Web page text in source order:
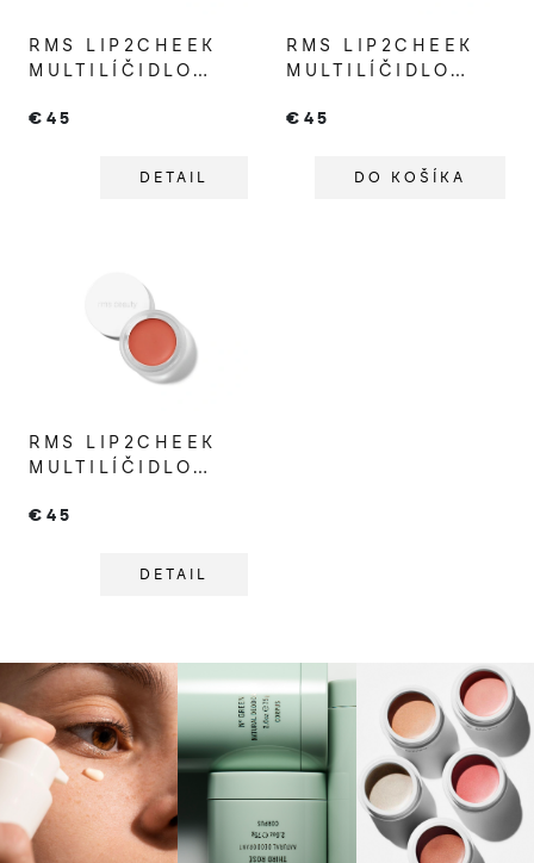
RMS LIP2CHEEK
MULTILÍČIDLO
€45
DETAIL
RMS LIP2CHEEK
MULTILÍČIDLO
€45
DO KOŠÍKA
RMS LIP2CHEEK
MULTILÍČIDLO
€45
DETAIL